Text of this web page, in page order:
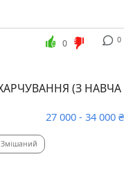
0
0
(З НАВЧА
27 000 - 34 000 ₴
Змішаний